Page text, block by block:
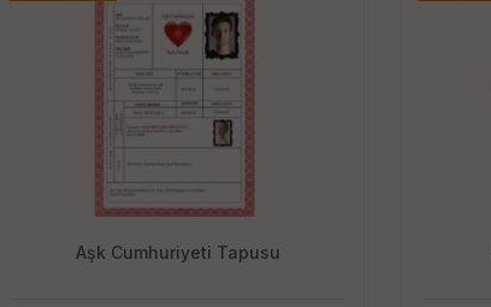
Aşk Cumhuriyeti Tapusu